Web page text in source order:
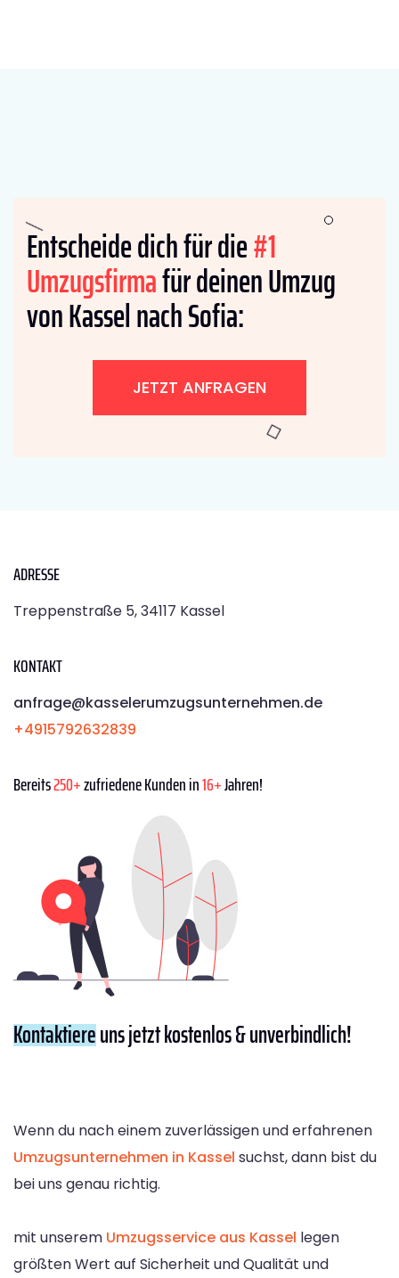
Entscheide dich für die#1
Umzugsfirmafür deinen Umzug
von Kassel nach Sofia:
JETZT ANFRAGEN
ADRESSE
Treppenstraße 5, 34117 Kassel
KONTAKT
anfrage@kasselerumzugsunternehmen.de
+4915792632839
Bereits250+zufriedene Kunden in16+Jahren!
Kontaktiereuns jetzt kostenlos & unverbindlich!
Wenn du nach einem zuverlässigen und erfahrenen
Umzugsunternehmen in Kassel suchst, dann bist du
bei uns genau richtig.
mit unserem Umzugsservice aus Kassel legen
größten Wert auf Sicherheit und Qualität und